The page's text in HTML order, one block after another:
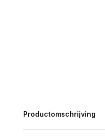
Productomschrijving